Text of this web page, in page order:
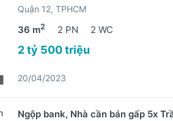
Quận 12, TPHCM
36 m2 2 PN 2 WC
2 tỷ 500 triệu
20/04/2023
Ngộp bank, Nhà cần bán gấp 5x